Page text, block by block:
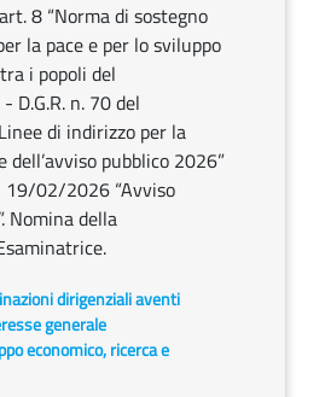
8 “Norma di sostegno
la pace e per lo sviluppo
i popoli del
D.G.R. n. 70 del
di indirizzo per la
dell’avviso pubblico 2026”
19/02/2026 “Avviso
Nomina della
dirigenziali aventi
generale
economico, ricerca e